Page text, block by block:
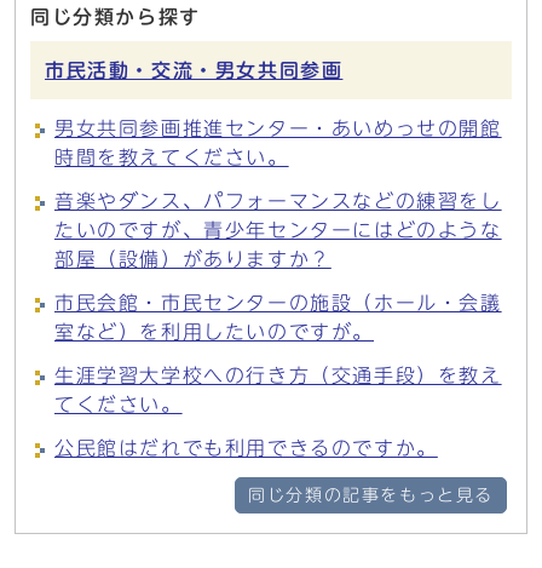
同じ分類から探す
市民活動・交流・男女共同参画
男女共同参画推進センター・あいめっせの開館
時間を教えてください。
音楽やダンス、パフォーマンスなどの練習をし
たいのですが、青少年センターにはどのような
部屋（設備）がありますか？
市民会館・市民センターの施設（ホール・会議
室など）を利用したいのですが。
生涯学習大学校への行き方（交通手段）を教え
てください。
公民館はだれでも利用できるのですか。
同じ分類の記事をもっと見る